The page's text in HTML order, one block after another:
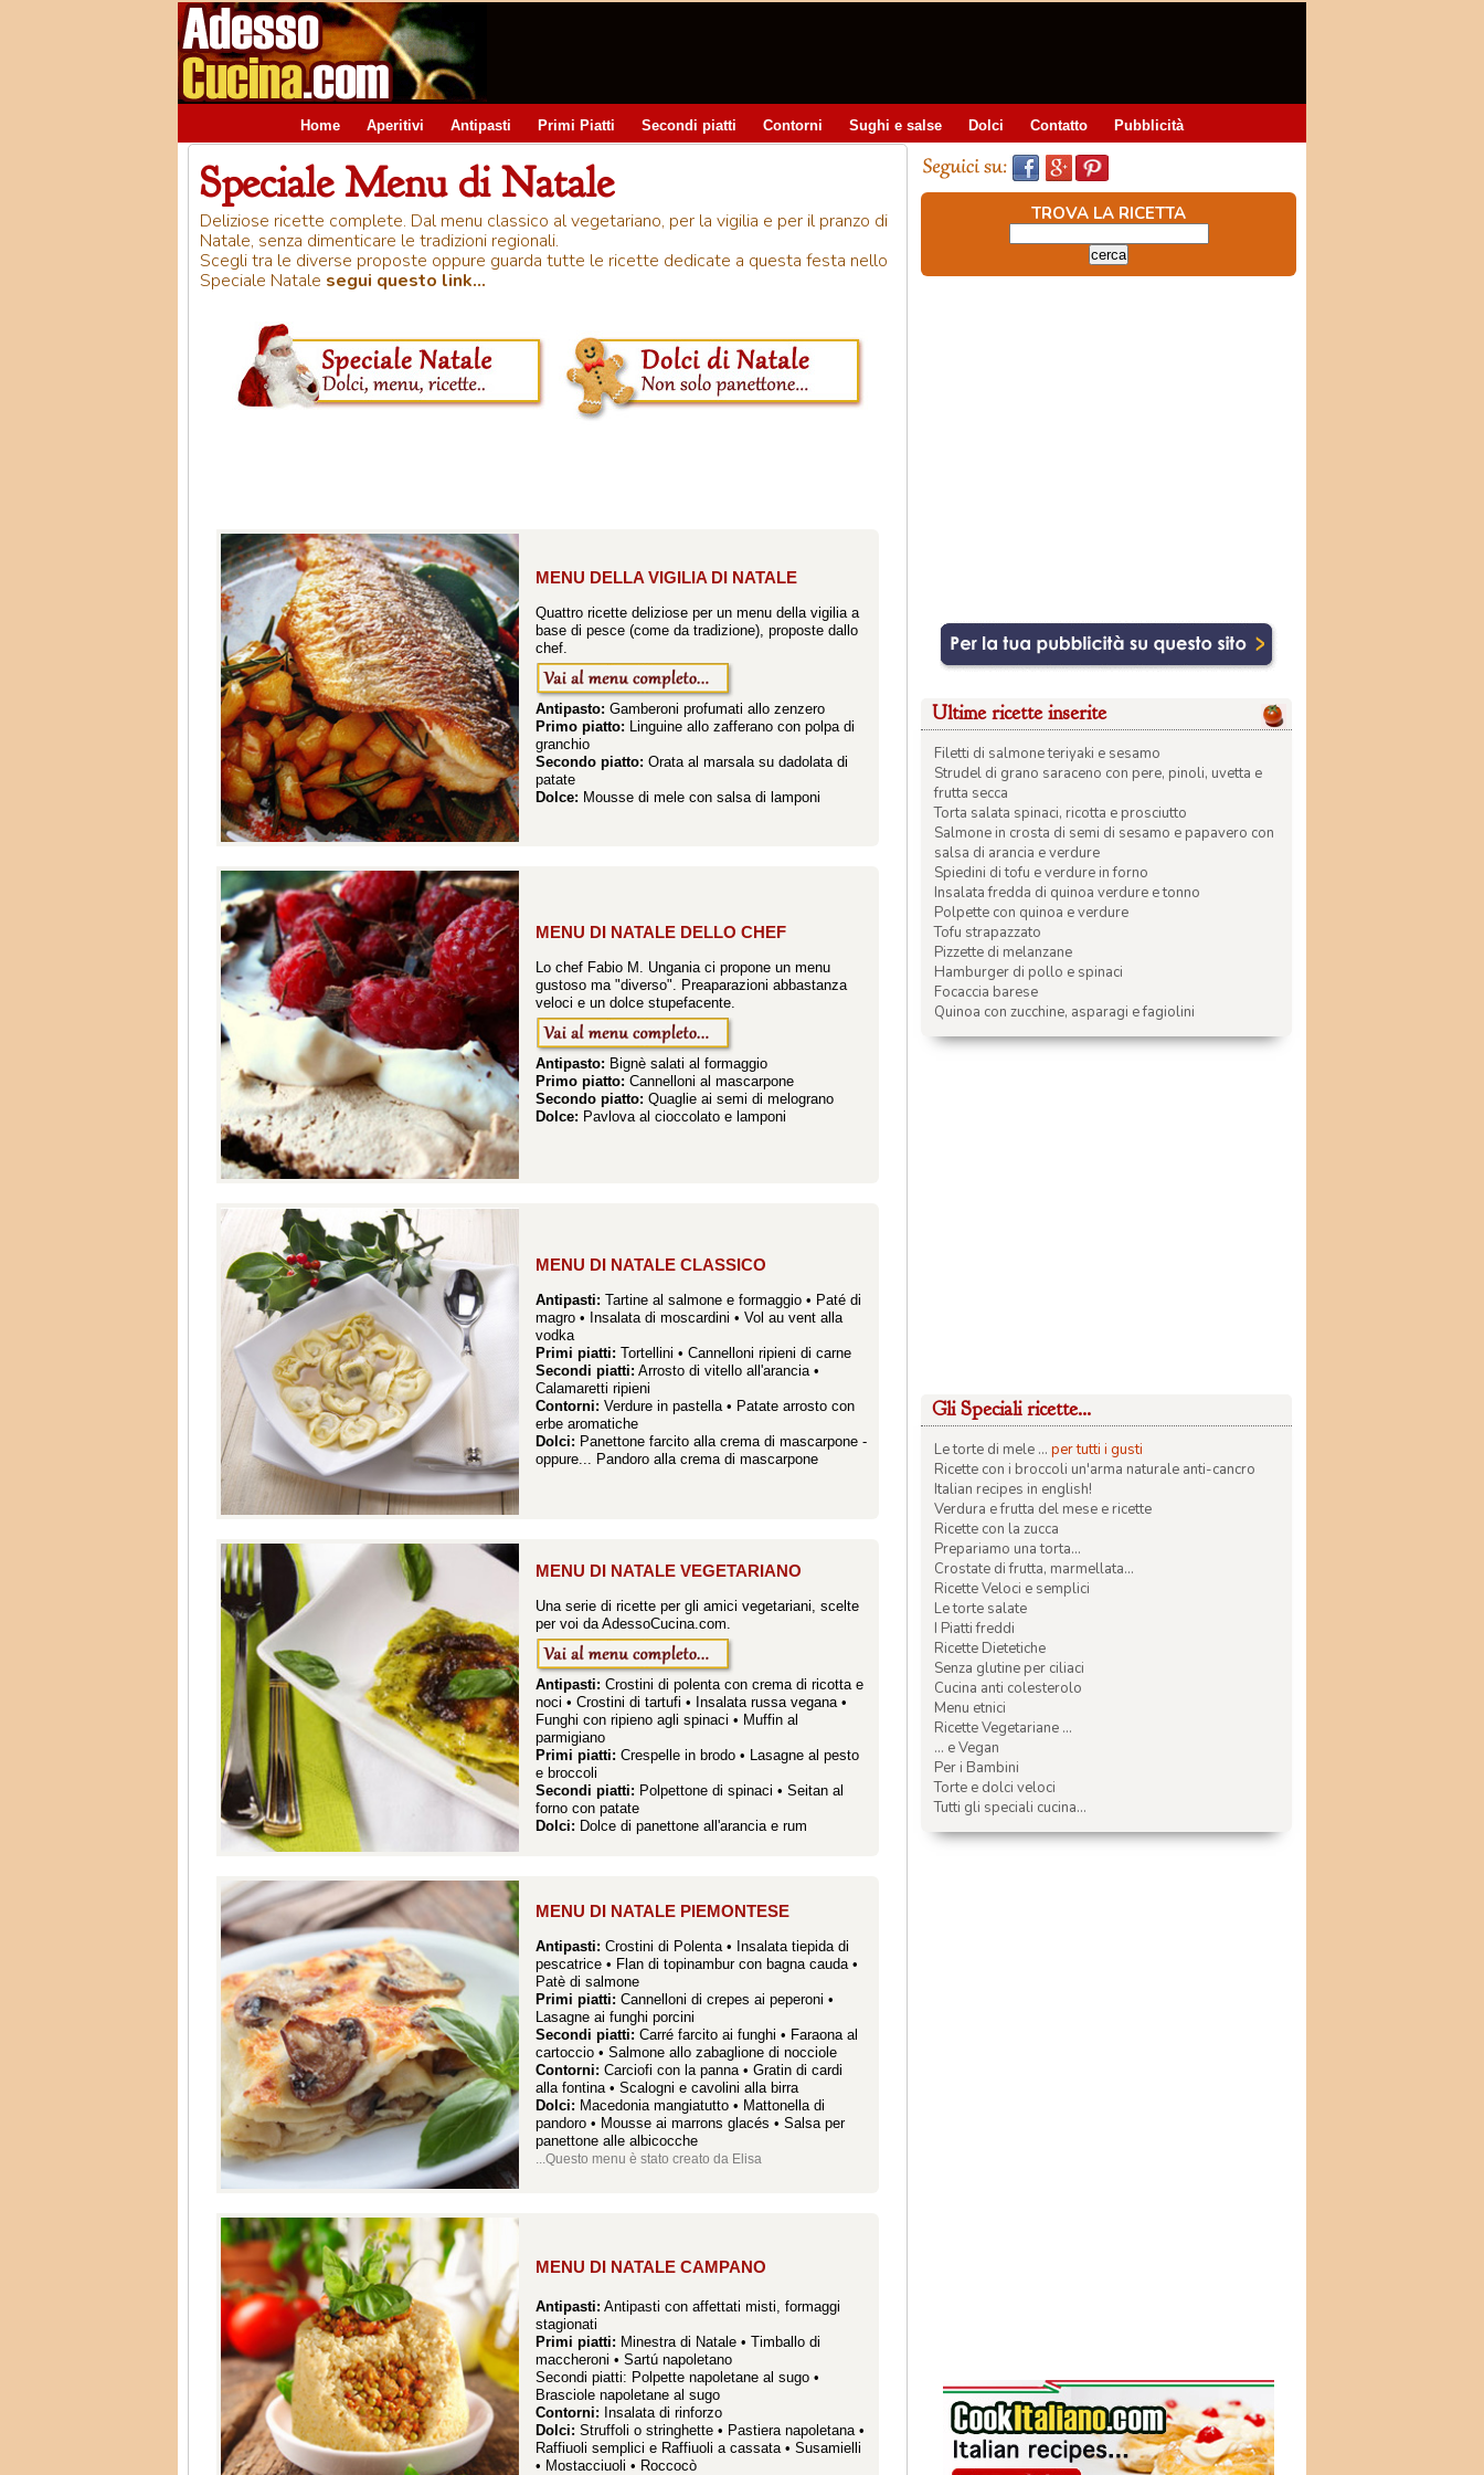
Home Aperitivi Antipasti Primi Piatti Secondi piatti Contorni Sughi e salse Dolci Contatto Pubblicità
Speciale Menu di Natale
Deliziose ricette complete. Dal menu classico al vegetariano, per la vigilia e per il pranzo di
Natale, senza dimenticare le tradizioni regionali.
Scegli tra le diverse proposte oppure guarda tutte le ricette dedicate a questa festa nello
Speciale Natale segui questo link...
MENU DELLA VIGILIA DI NATALE
Quattro ricette deliziose per un menu della vigilia a
base di pesce (come da tradizione), proposte dallo
chef.
Antipasto: Gamberoni profumati allo zenzero
Primo piatto: Linguine allo zafferano con polpa di
granchio
Secondo piatto: Orata al marsala su dadolata di
patate
Dolce: Mousse di mele con salsa di lamponi
MENU DI NATALE DELLO CHEF
Lo chef Fabio M. Ungania ci propone un menu
gustoso ma "diverso". Preaparazioni abbastanza
veloci e un dolce stupefacente.
Antipasto: Bignè salati al formaggio
Primo piatto: Cannelloni al mascarpone
Secondo piatto: Quaglie ai semi di melograno
Dolce: Pavlova al cioccolato e lamponi
MENU DI NATALE CLASSICO
Antipasti: Tartine al salmone e formaggio • Paté di
magro • Insalata di moscardini • Vol au vent alla
vodka
Primi piatti: Tortellini • Cannelloni ripieni di carne
Secondi piatti: Arrosto di vitello all'arancia •
Calamaretti ripieni
Contorni: Verdure in pastella • Patate arrosto con
erbe aromatiche
Dolci: Panettone farcito alla crema di mascarpone -
oppure... Pandoro alla crema di mascarpone
MENU DI NATALE VEGETARIANO
Una serie di ricette per gli amici vegetariani, scelte
per voi da AdessoCucina.com.
Antipasti: Crostini di polenta con crema di ricotta e
noci • Crostini di tartufi • Insalata russa vegana •
Funghi con ripieno agli spinaci • Muffin al
parmigiano
Primi piatti: Crespelle in brodo •
Lasagne al pesto
e broccoli
Secondi piatti: Polpettone di spinaci • Seitan al
forno con patate
Dolci: Dolce di panettone all'arancia e rum
MENU DI NATALE PIEMONTESE
Antipasti: Crostini di Polenta • Insalata tiepida di
pescatrice • Flan di topinambur con bagna cauda•
Patè di salmone
Primi piatti: Cannelloni di crepes ai peperoni •
Lasagne ai funghi porcini
Secondi piatti: Carré farcito ai funghi • Faraona al
cartoccio • Salmone allo zabaglione di nocciole
Contorni: Carciofi con la panna• Gratin di cardi
alla fontina• Scalogni e cavolini alla birra
Dolci: Macedonia mangiatutto • Mattonella di
pandoro • Mousse ai marrons glacés • Salsa per
panettone alle albicocche
...Questo menu è stato creato da Elisa
MENU DI NATALE CAMPANO
Antipasti: Antipasti con affettati misti, formaggi
stagionati
Primi piatti: Minestra di Natale • Timballo di
maccheroni • Sartú napoletano
Secondi piatti: Polpette napoletane al sugo •
Brasciole napoletane al sugo
Contorni: Insalata di rinforzo
Dolci: Struffoli o stringhette • Pastiera napoletana •
Raffiuoli semplici e Raffiuoli a cassata • Susamielli
• Mostacciuoli • Roccocò
TROVA LA RICETTA
Ultime ricette inserite
Filetti di salmone teriyaki e sesamo
Strudel di grano saraceno con pere, pinoli, uvetta e
frutta secca
Torta salata spinaci, ricotta e prosciutto
Salmone in crosta di semi di sesamo e papavero con
salsa di arancia e verdure
Spiedini di tofu e verdure in forno
Insalata fredda di quinoa verdure e tonno
Polpette con quinoa e verdure
Tofu strapazzato
Pizzette di melanzane
Hamburger di pollo e spinaci
Focaccia barese
Quinoa con zucchine, asparagi e fagiolini
Gli Speciali ricette...
Le torte di mele ... per tutti i gusti
Ricette con i broccoli un'arma naturale anti-cancro
Italian recipes in english!
Verdura e frutta del mese e ricette
Ricette con la zucca
Prepariamo una torta...
Crostate di frutta, marmellata...
Ricette Veloci e semplici
Le torte salate
I Piatti freddi
Ricette Dietetiche
Senza glutine per ciliaci
Cucina anti colesterolo
Menu etnici
Ricette Vegetariane ...
... e Vegan
Per i Bambini
Torte e dolci veloci
Tutti gli speciali cucina...